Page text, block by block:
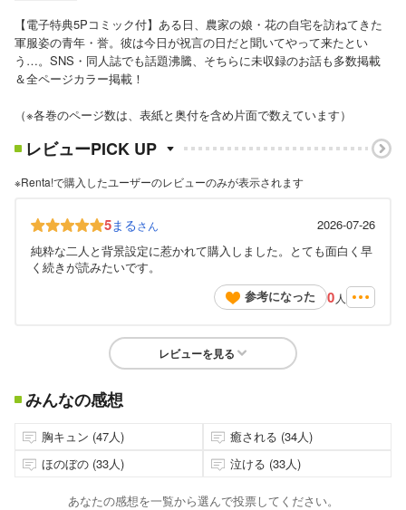
【電子特典5Pコミック付】ある日、農家の娘・花の自宅を訪ねてきた
軍服姿の青年・誉。彼は今日が祝言の日だと聞いてやって来たとい
う…。SNS・同人誌でも話題沸騰、そちらに未収録のお話も多数掲載
＆全ページカラー掲載！
（※各巻のページ数は、表紙と奥付を含め片面で数えています）
レビューPICK UP
※Renta!で購入したユーザーのレビューのみが表示されます
5まるさん
2026-07-26
純粋な二人と背景設定に惹かれて購入しました。とても面白く早
く続きが読みたいです。
参考になった
0 人
レビューを見る
みんなの感想
胸キュン (47人)
癒される (34人)
ほのぼの (33人)
泣ける (33人)
あなたの感想を一覧から選んで投票してください。